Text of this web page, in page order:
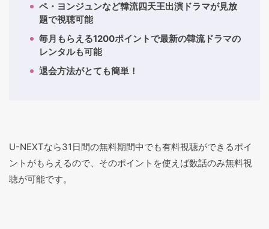
ペ・ヨンジュンなど韓流四天王出演ドラマが見放
題で視聴可能
毎月もらえる1200ポイントで最新の韓流ドラマの
レンタルも可能
退会方法がとても簡単！
U-NEXTなら31日間の無料期間中でも有料視聴ができるポイ
ントがもらえるので、そのポイントを使えば数話のみ無料視
聴が可能です。